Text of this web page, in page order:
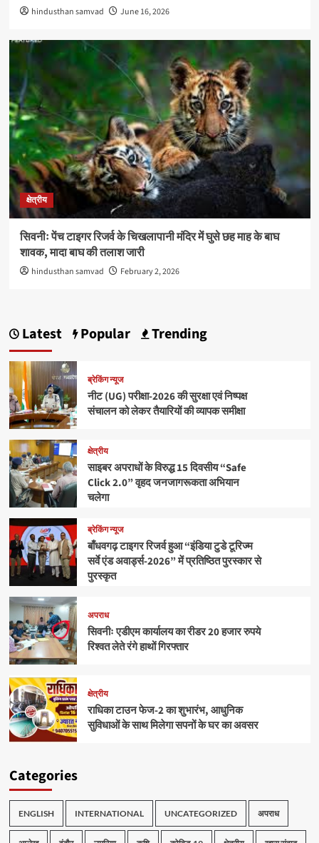
hindusthan samvad June 16, 2026
क्षेत्रीय
सिवनीः पेंच टाइगर रिजर्व के चिखलापानी मंदिर में घुसे छह माह के बाघ
शावक, मादा बाघ की तलाश जारी
hindusthan samvad February 2, 2026
Latest Popular Trending
ब्रेकिंग न्यूज
नीट (UG) परीक्षा-2026 की सुरक्षा एवं निष्पक्ष
संचालन को लेकर तैयारियों की व्यापक समीक्षा
क्षेत्रीय
साइबर अपराधों के विरुद्ध 15 दिवसीय “Safe
Click 2.0” वृहद जनजागरूकता अभियान
चलेगा
ब्रेकिंग न्यूज
बाँधवगढ़ टाइगर रिजर्व हुआ “इंडिया टुडे टूरिज्म
सर्वे एंड अवार्ड्स-2026” में प्रतिष्ठित पुरस्कार से
पुरस्कृत
अपराध
सिवनीः एडीएम कार्यालय का रीडर 20 हजार रुपये
रिश्वत लेते रंगे हाथों गिरफ्तार
क्षेत्रीय
राधिका टाउन फेज-2 का शुभारंभ, आधुनिक
सुविधाओं के साथ मिलेगा सपनों के घर का अवसर
Categories
ENGLISH INTERNATIONAL UNCATEGORIZED अपराध